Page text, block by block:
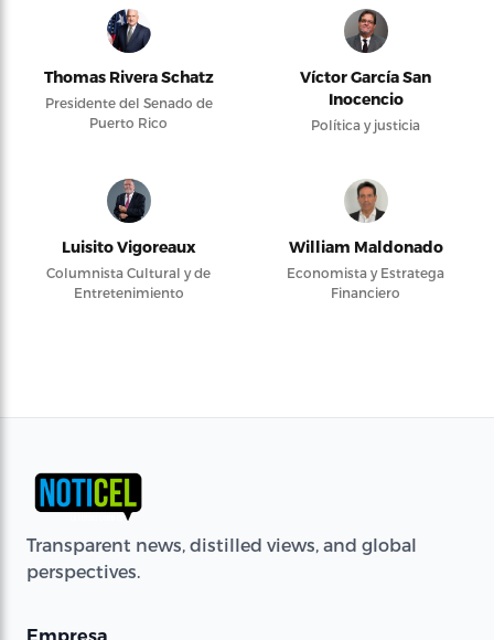
Thomas Rivera Schatz
Presidente del Senado de
Puerto Rico
Víctor García San
Inocencio
Política y justicia
Luisito Vigoreaux
Columnista Cultural y de
Entretenimiento
William Maldonado
Economista y Estratega
Financiero
Transparent news, distilled views, and global
perspectives.